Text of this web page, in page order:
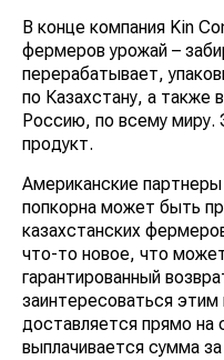
В конце компания Kin
фермеров урожай –
перерабатывает,
по Казахстану, а также
Россию, по всему миру.
продукт.
Американские
попкорна может быть
казахстанских
что-то новое, что
гарантированный
заинтересоваться
доставляется прямо
выплачивается сумма